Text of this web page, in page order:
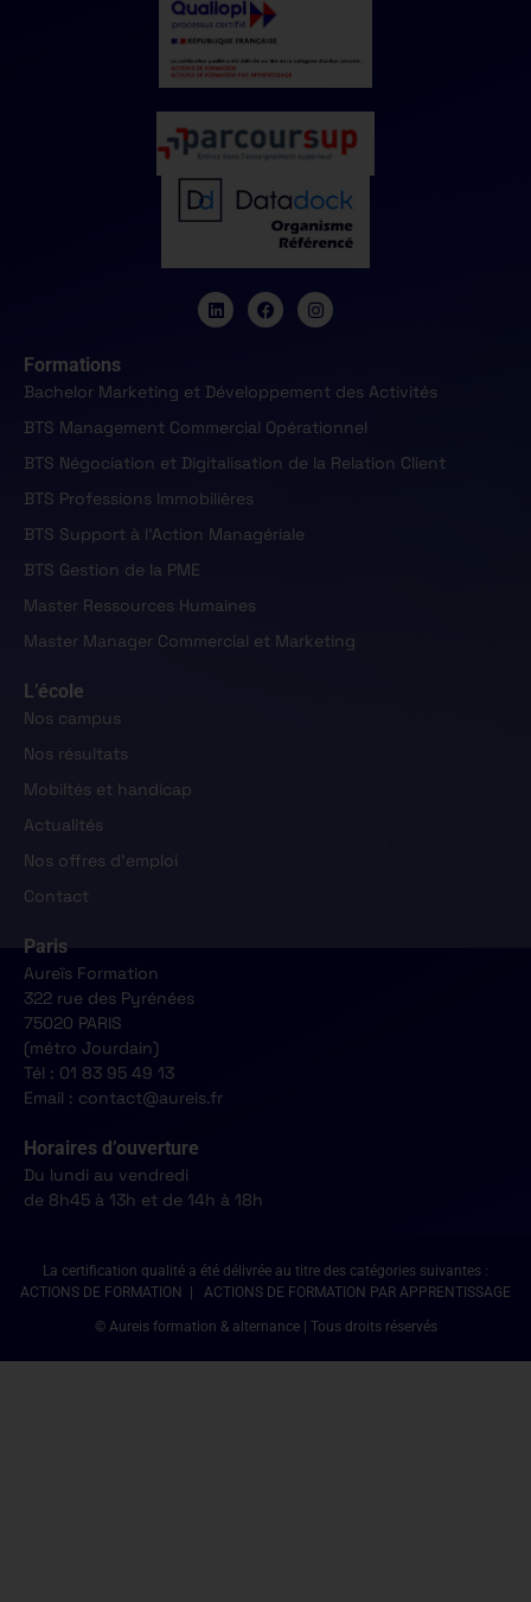
Formations
Bachelor Marketing et Développement des Activités
BTS Management Commercial Opérationnel
BTS Négociation et Digitalisation de la Relation Client
BTS Professions Immobilières
BTS Support à l'Action Managériale
BTS Gestion de la PME
Master Ressources Humaines
Master Manager Commercial et Marketing
L’école
Nos campus
Nos résultats
Mobiltés et handicap
Actualités
Nos offres d'emploi
Contact
Paris
Aureïs Formation
322 rue des Pyrénées
75020 PARIS
(métro Jourdain)
Tél : 01 83 95 49 13
Email : contact@aureis.fr
Horaires d’ouverture
Du lundi au vendredi
de 8h45 à 13h et de 14h à 18h
La certification qualité a été délivrée au titre des catégories suivantes :
ACTIONS DE FORMATION | ACTIONS DE FORMATION PAR APPRENTISSAGE
© Aureis formation & alternance | Tous droits réservés